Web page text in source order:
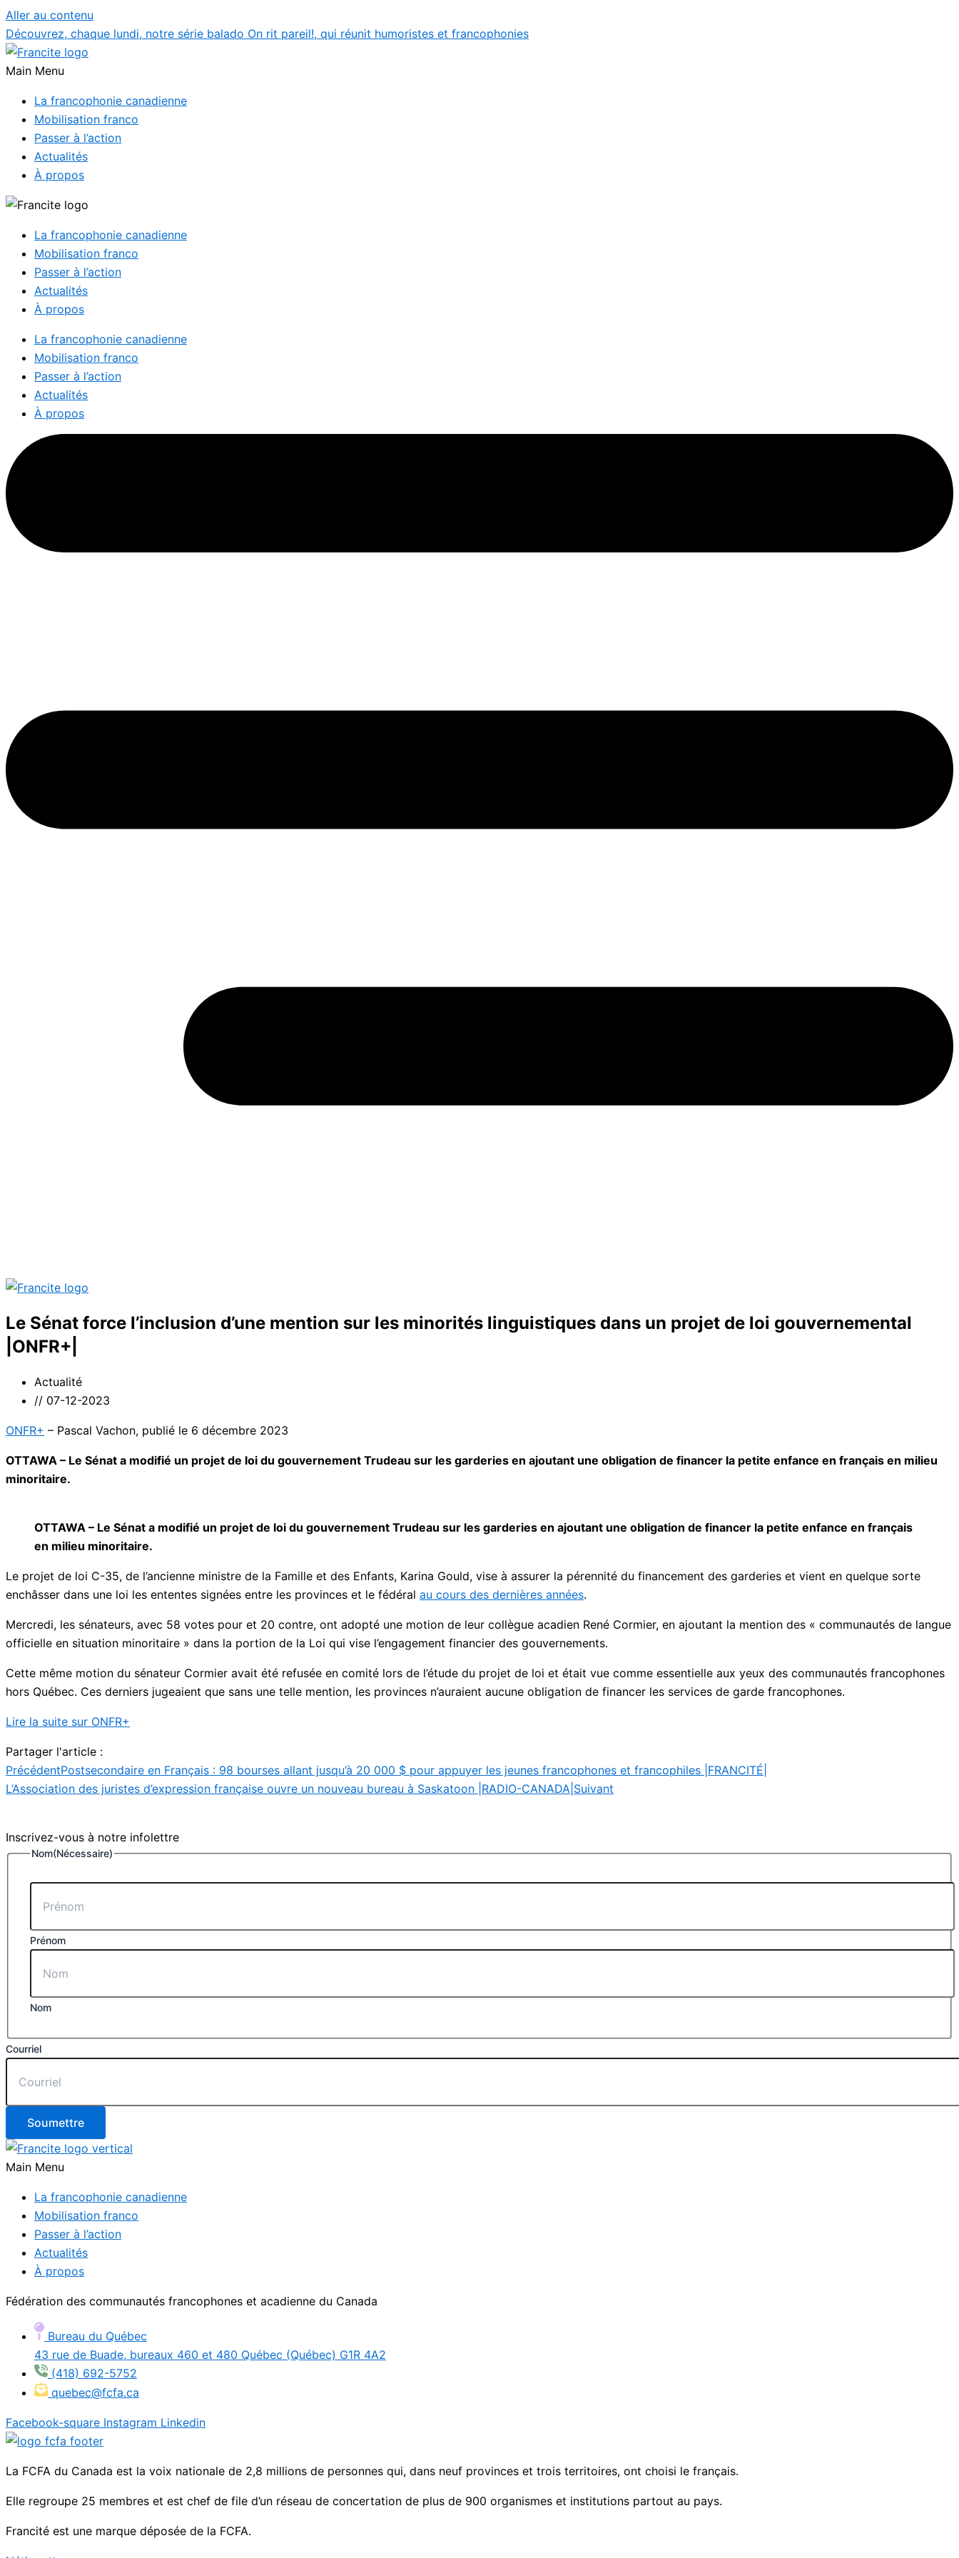
Aller au contenu
Découvrez, chaque lundi, notre série balado On rit pareil!, qui réunit humoristes et francophonies
Main Menu
La francophonie canadienne
Mobilisation franco
Passer à l’action
Actualités
À propos
La francophonie canadienne
Mobilisation franco
Passer à l’action
Actualités
À propos
La francophonie canadienne
Mobilisation franco
Passer à l’action
Actualités
À propos
Le Sénat force l’inclusion d’une mention sur les minorités linguistiques dans un projet de loi gouvernemental
|ONFR+|
Actualité
// 07-12-2023
ONFR+ – Pascal Vachon, publié le 6 décembre 2023
OTTAWA – Le Sénat a modifié un projet de loi du gouvernement Trudeau sur les garderies en ajoutant une obligation de financer la petite enfance en français en milieu
minoritaire.
OTTAWA – Le Sénat a modifié un projet de loi du gouvernement Trudeau sur les garderies en ajoutant une obligation de financer la petite enfance en français
en milieu minoritaire.
Le projet de loi C-35, de l’ancienne ministre de la Famille et des Enfants, Karina Gould, vise à assurer la pérennité du financement des garderies et vient en quelque sorte
enchâsser dans une loi les ententes signées entre les provinces et le fédéral au cours des dernières années.
Mercredi, les sénateurs, avec 58 votes pour et 20 contre, ont adopté une motion de leur collègue acadien René Cormier, en ajoutant la mention des « communautés de langue
officielle en situation minoritaire » dans la portion de la Loi qui vise l’engagement financier des gouvernements.
Cette même motion du sénateur Cormier avait été refusée en comité lors de l’étude du projet de loi et était vue comme essentielle aux yeux des communautés francophones
hors Québec. Ces derniers jugeaient que sans une telle mention, les provinces n’auraient aucune obligation de financer les services de garde francophones.
Lire la suite sur ONFR+
Partager l'article :
PrécédentPostsecondaire en Français : 98 bourses allant jusqu’à 20 000 $ pour appuyer les jeunes francophones et francophiles |FRANCITÉ|
L’Association des juristes d’expression française ouvre un nouveau bureau à Saskatoon |RADIO-CANADA| Suivant
Inscrivez-vous à notre infolettre
Nom(Nécessaire)
Prénom
Nom
Courriel
Main Menu
La francophonie canadienne
Mobilisation franco
Passer à l’action
Actualités
À propos
Fédération des communautés francophones et acadienne du Canada
Bureau du Québec
43 rue de Buade, bureaux 460 et 480 Québec (Québec) G1R 4A2
(418) 692-5752
quebec@fcfa.ca
Facebook-square Instagram Linkedin
La FCFA du Canada est la voix nationale de 2,8 millions de personnes qui, dans neuf provinces et trois territoires, ont choisi le français.
Elle regroupe 25 membres et est chef de file d’un réseau de concertation de plus de 900 organismes et institutions partout au pays.
Francité est une marque déposée de la FCFA.